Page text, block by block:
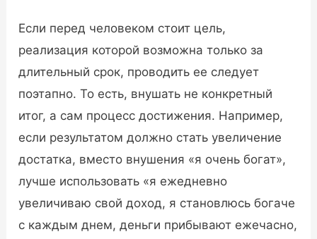
Если перед человеком стоит цель,
реализация которой возможна только за
длительный срок, проводить ее следует
поэтапно. То есть, внушать не конкретный
итог, а сам процесс достижения. Например,
если результатом должно стать увеличение
достатка, вместо внушения «я очень богат»,
лучше использовать «я ежедневно
увеличиваю свой доход, я становлюсь богаче
с каждым днем, деньги прибывают ежечасно,